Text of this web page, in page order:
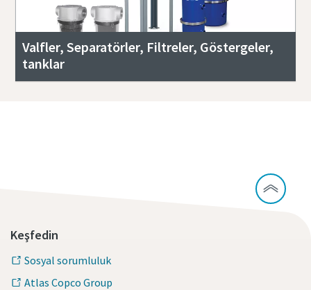
Valfler, Separatörler, Filtreler, Göstergeler,
tanklar
Keşfedin
Sosyal sorumluluk
Atlas Copco Group